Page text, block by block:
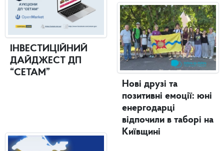
ІНВЕСТИЦІЙНИЙ
ДАЙДЖЕСТ ДП
“СЕТАМ”
Нові друзі та
позитивні емоції: юні
енергодарці
відпочили в таборі на
Київщині